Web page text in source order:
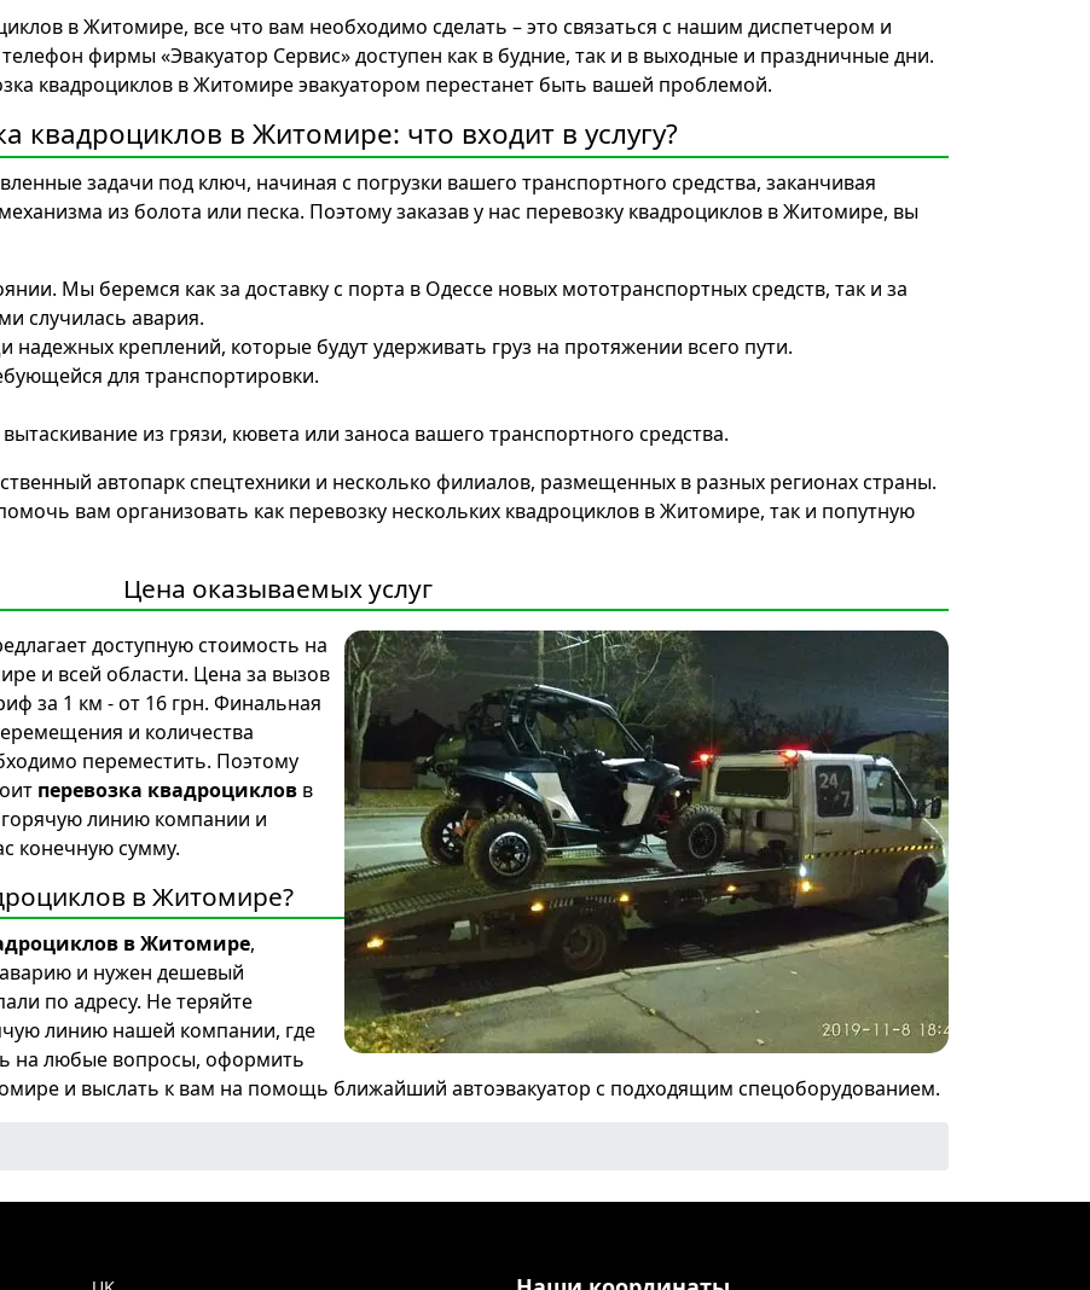
в Житомире, все что вам необходимо сделать – это связаться с нашим диспетчером и
фирмы «Эвакуатор Сервис» доступен как в будние, так и в выходные и праздничные дни.
квадроциклов в Житомире эвакуатором перестанет быть вашей проблемой.
квадроциклов в Житомире: что входит в услугу?
задачи под ключ, начиная с погрузки вашего транспортного средства, заканчивая
из болота или песка. Поэтому заказав у нас перевозку квадроциклов в Житомире, вы
Мы беремся как за доставку с порта в Одессе новых мототранспортных средств, так и за
случилась авария.
креплений, которые будут удерживать груз на протяжении всего пути.
для транспортировки.
из грязи, кювета или заноса вашего транспортного средства.
автопарк спецтехники и несколько филиалов, размещенных в разных регионах страны.
вам организовать как перевозку нескольких квадроциклов в Житомире, так и попутную
Цена оказываемых услуг
доступную стоимость на
и всей области. Цена за вызов
за 1 км - от 16 грн. Финальная
и количества
переместить. Поэтому
перевозка квадроциклов в
линию компании и
конечную сумму.
в Житомире?
в Житомире,
и нужен дешевый
по адресу. Не теряйте
линию нашей компании, где
на любые вопросы, оформить
и выслать к вам на помощь ближайший автоэвакуатор с подходящим спецоборудованием.